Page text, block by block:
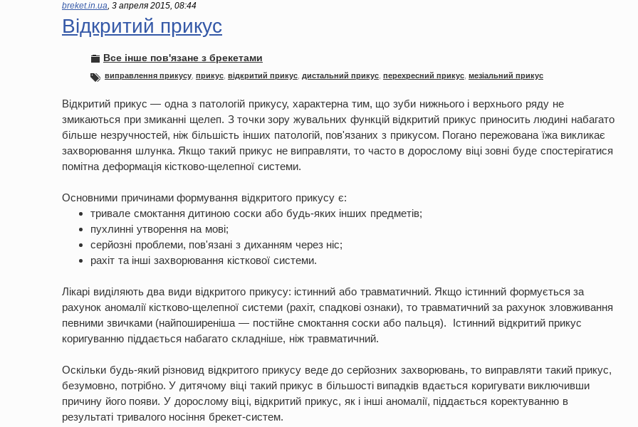
breket.in.ua, 3 апреля 2015, 08:44
Відкритий прикус
Все інше пов'язане з брекетами
виправлення прикусу прикус відкритий прикус дистальний прикус перехресний прикус мезіальний прикус
Відкритий прикус — одна з патологій прикусу, характерна тим, що зуби нижнього і верхнього ряду не
змикаються при змиканні щелеп. З точки зору жувальних функцій відкритий прикус приносить людині набагато
більше незручностей, ніж більшість інших патологій, пов'язаних з прикусом. Погано пережована їжа викликає
захворювання шлунка. Якщо такий прикус не виправляти, то часто в дорослому віці зовні буде спостерігатися
помітна деформація кістково-щелепної системи.
Основними причинами формування відкритого прикусу є:
тривале смоктання дитиною соски або будь-яких інших предметів;
пухлинні утворення на мові;
серйозні проблеми, пов'язані з диханням через ніс;
рахіт та інші захворювання кісткової системи.
Лікарі виділяють два види відкритого прикусу: істинний або травматичний. Якщо істинний формується за
рахунок аномалії кістково-щелепної системи (рахіт, спадкові ознаки), то травматичний за рахунок зловживання
певними звичками (найпоширеніша — постійне смоктання соски або пальця). Істинний відкритий прикус
коригуванню піддається набагато складніше, ніж травматичний.
Оскільки будь-який різновид відкритого прикусу веде до серйозних захворювань, то виправляти такий прикус,
безумовно, потрібно. У дитячому віці такий прикус в більшості випадків вдається коригувати виключивши
причину його появи. У дорослому віці, відкритий прикус, як і інші аномалії, піддається коректуванню в
результаті тривалого носіння брекет-систем.